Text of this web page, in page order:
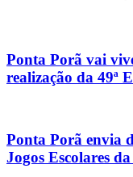
Ponta Porã vai
realização da 49ª
Ponta Porã envia
Jogos Escolares